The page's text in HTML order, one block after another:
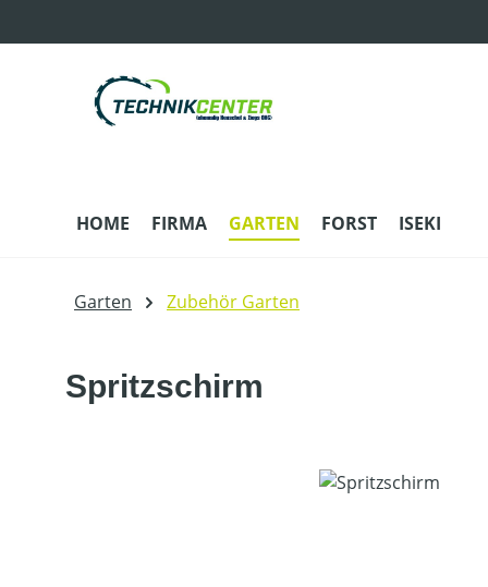
HOME FIRMA GARTEN FORST ISEKI
Garten Zubehör Garten
Spritzschirm